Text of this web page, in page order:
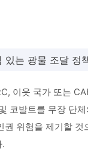
는 광물 조달 정
이웃 국가 또는
코발트를 무장 단
권 위험을 제기할 것